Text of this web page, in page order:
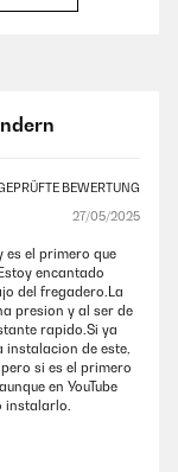
enthalten
GEPRÜFTE BEWERTUNG
liefert schnell
man
zum Baumarkt
inzwischen über
dem
Fehler gemacht
wurde mir
geliefert. Das
schönen Gruß von
BEWERTUNG
27/05/2025
es el primero que
encantado
del fregadero.La
presion y al ser de
rapido.Si ya
instalacion de este,
si es el primero
en YouTube
instalarlo.